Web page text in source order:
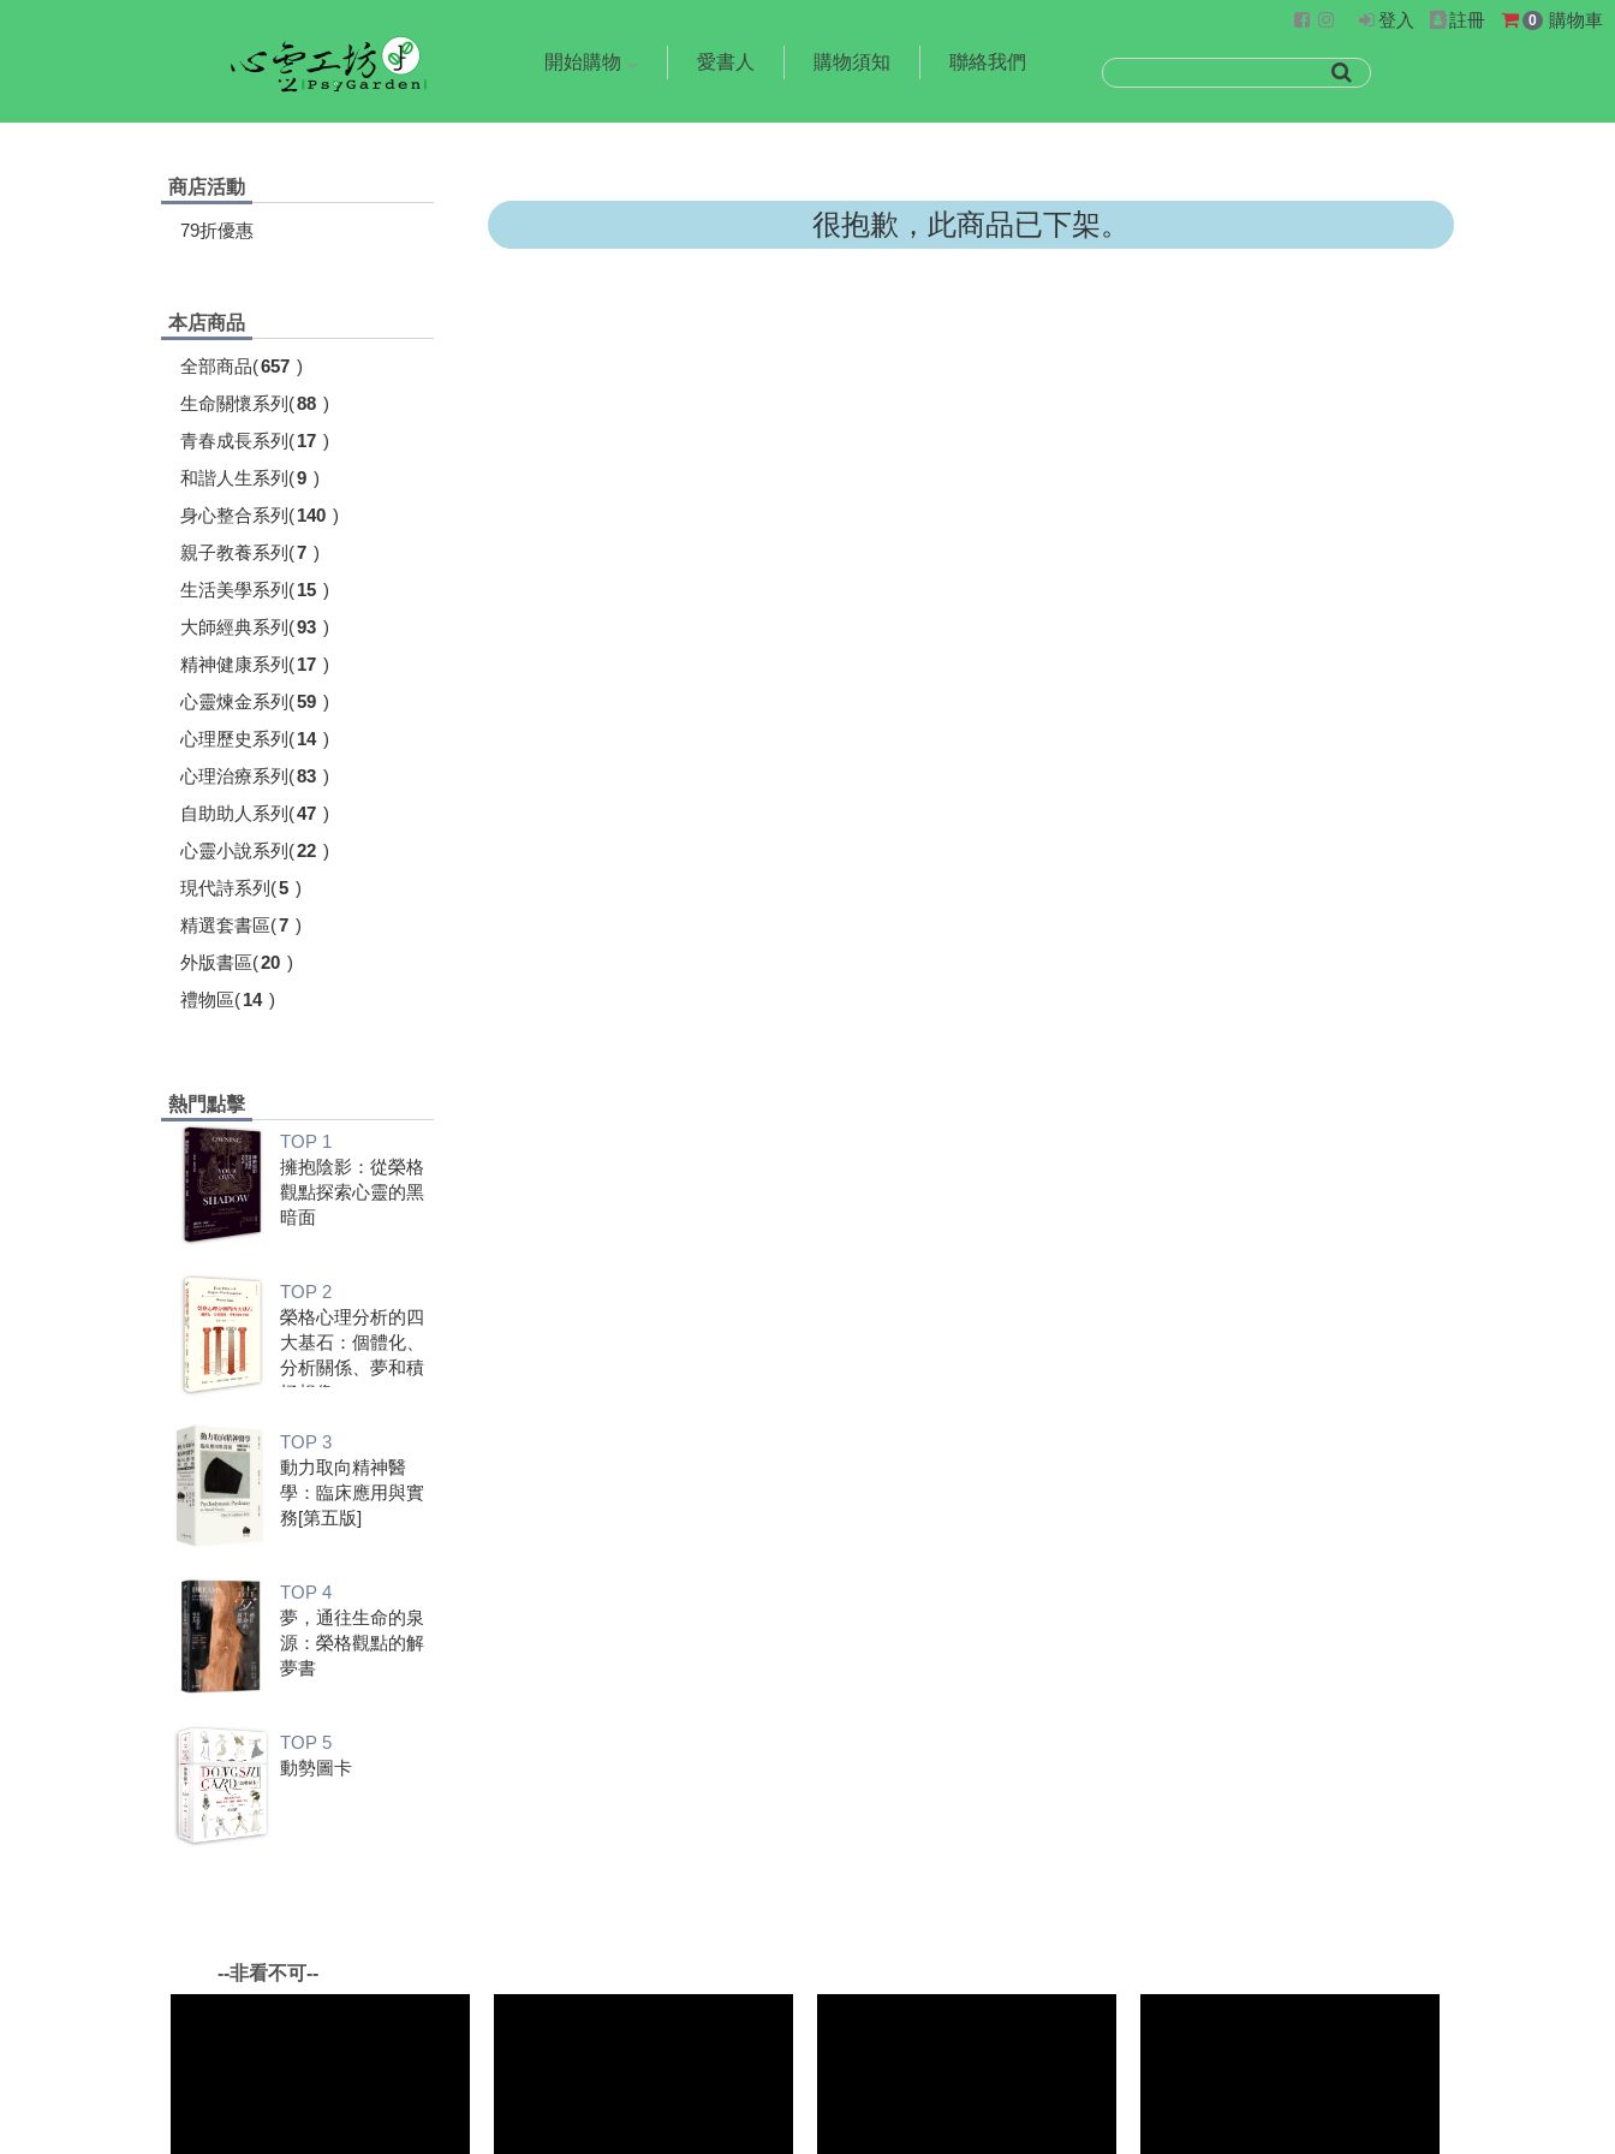
開始購物 愛書人 購物須知 聯絡我們
登入 註冊 0 購物車
商店活動
79折優惠
本店商品
全部商品(657 )
生命關懷系列 (88 )
青春成長系列 (17 )
和諧人生系列 (9 )
身心整合系列 (140 )
親子教養系列 (7 )
生活美學系列 (15 )
大師經典系列 (93 )
精神健康系列 (17 )
心靈煉金系列 (59 )
心理歷史系列 (14 )
心理治療系列 (83 )
自助助人系列 (47 )
心靈小說系列 (22 )
現代詩系列 (5 )
精選套書區(7 )
外版書區(20 )
禮物區(14 )
熱門點擊
TOP 1
擁抱陰影：從榮格
觀點探索心靈的黑
暗面
TOP 2
榮格心理分析的四
大基石：個體化、
分析關係、夢和積
極想像
TOP 3
動力取向精神醫
學：臨床應用與實
務[第五版]
TOP 4
夢，通往生命的泉
源：榮格觀點的解
夢書
TOP 5
動勢圖卡
很抱歉，此商品已下架。
--非看不可--